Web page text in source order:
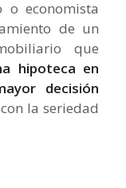
o economista
de un
que
hipoteca en
decisión
la seriedad